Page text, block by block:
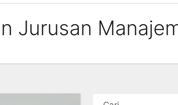
Jurusan